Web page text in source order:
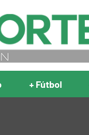
+ Fútbol